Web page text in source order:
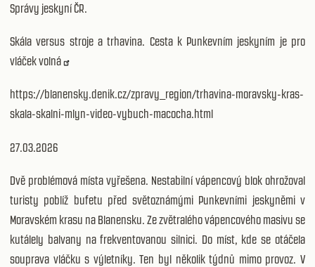
Správy jeskyní ČR.
Skála versus stroje a trhavina. Cesta k Punkevním jeskyním je pro
vláček volná
https://blanensky.denik.cz/zpravy_region/trhavina-moravsky-kras-
skala-skalni-mlyn-video-vybuch-macocha.html
27.03.2026
Dvě problémová místa vyřešena. Nestabilní vápencový blok ohrožoval
turisty poblíž bufetu před světoznámými Punkevními jeskyněmi v
Moravském krasu na Blanensku. Ze zvětralého vápencového masivu se
kutálely balvany na frekventovanou silnici. Do míst, kde se otáčela
souprava vláčku s výletníky. Ten byl několik týdnů mimo provoz. V